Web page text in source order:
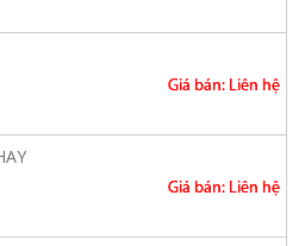
Giá bán: Liên hệ
Giá bán: Liên hệ